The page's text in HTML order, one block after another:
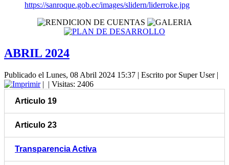
https://sanroque.gob.ec/images/slidern/liderroke.jpg
ABRIL 2024
Publicado el Lunes, 08 Abril 2024 15:37 | Escrito por Super User|
| | Visitas: 2406
Articulo 19
Articulo 23
Transparencia Activa